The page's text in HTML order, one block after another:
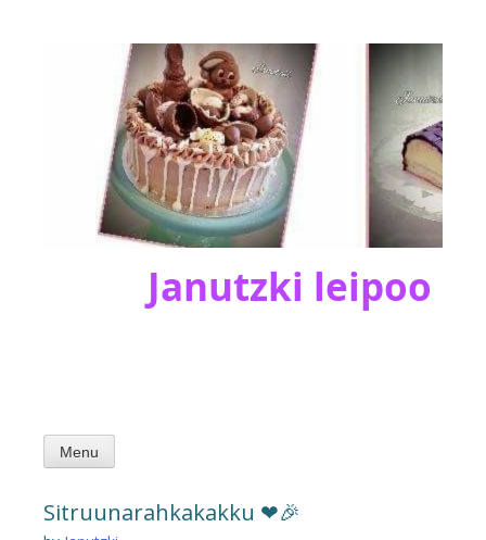
Janutzki leipoo
Menu
Sitruunarahkakakku ❤🎉